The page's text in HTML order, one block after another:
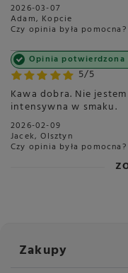
2026-03-07
Adam, Kopcie
Czy opinia była pomocna?
5/5
Opinia potwierdzona
Kawa dobra. Nie
intensywna w smaku.
2026-02-09
Jacek, Olsztyn
Czy opinia była pomocna?
Zakupy